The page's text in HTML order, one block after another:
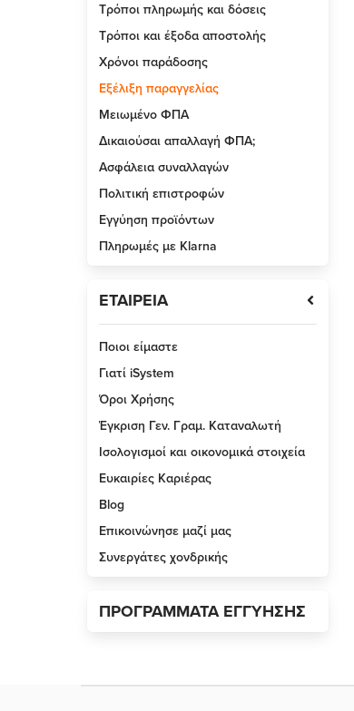
Τρόποι πληρωμής και δόσεις
Τρόποι και έξοδα αποστολής
Χρόνοι παράδοσης
Εξέλιξη παραγγελίας
Μειωμένο ΦΠΑ
Δικαιούσαι απαλλαγή ΦΠΑ;
Ασφάλεια συναλλαγών
Πολιτική επιστροφών
Εγγύηση προϊόντων
Πληρωμές με Klarna
ΕΤΑΙΡΕΙΑ
Ποιοι είμαστε
Γιατί iSystem
Όροι Χρήσης
Έγκριση Γεν. Γραμ. Καταναλωτή
Ισολογισμοί και οικονομικά στοιχεία
Ευκαιρίες Καριέρας
Blog
Επικοινώνησε μαζί μας
Συνεργάτες χονδρικής
ΠΡΟΓΡΑΜΜΑΤΑ ΕΓΓΥΗΣΗΣ